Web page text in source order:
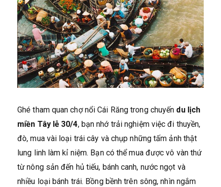
Ghé tham quan chợ nổi Cái Răng trong chuyến du lịch
miền Tây lễ 30/4, bạn nhớ trải nghiệm việc đi thuyền,
đò, mua vài loại trái cây và chụp những tấm ảnh thật
lung linh làm kỉ niệm. Bạn có thể mua được vô vàn thứ
từ nông sản đến hủ tiếu, bánh canh, nước ngọt và
nhiều loại bánh trái. Bồng bềnh trên sông, nhìn ngắm